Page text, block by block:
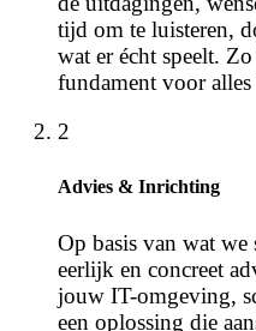
tijd om te luisteren,
wat er écht speelt.
fundament voor
2
Advies & Inrichting
Op basis van wat we
eerlijk en concreet
jouw IT-omgeving,
een oplossing die